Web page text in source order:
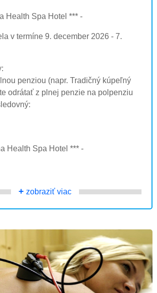
Health Spa Hotel *** -
v termíne 9. december 2026 - 7.
penziou (napr. Tradičný kúpeľný
odrátať z plnej penzie na polpenziu
Health Spa Hotel *** -
+ zobraziť viac